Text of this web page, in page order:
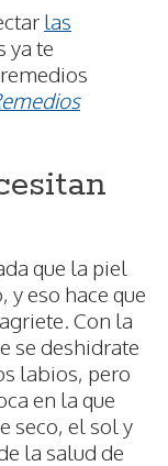
las
ya te
que la piel
y eso hace que
Con la
se deshidrate
labios, pero
en la que
seco, el sol y
la salud de